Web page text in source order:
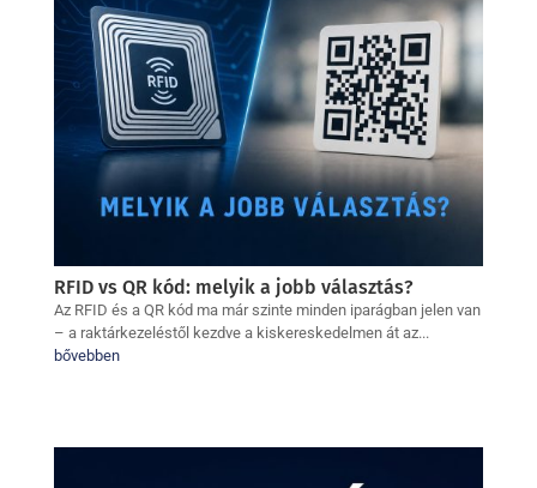
RFID vs QR kód: melyik a jobb választás?
Az RFID és a QR kód ma már szinte minden iparágban jelen van
– a raktárkezeléstől kezdve a kiskereskedelmen át az...
bővebben